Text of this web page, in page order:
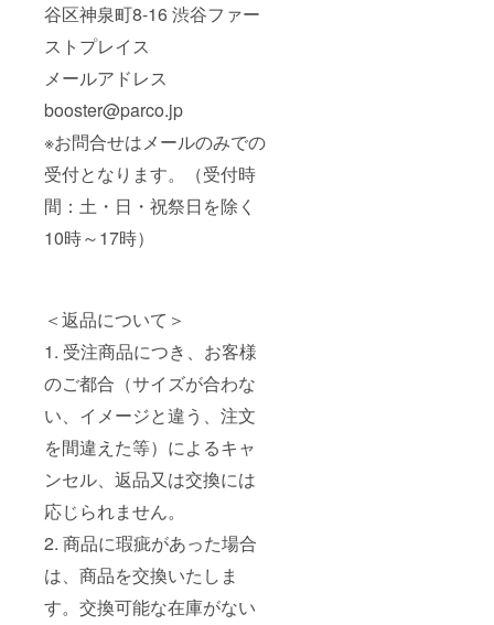
谷区神泉町8-16 渋谷ファー
ストプレイス
メールアドレス
booster@parco.jp
※お問合せはメールのみでの
受付となります。（受付時
間：土・日・祝祭日を除く
10時～17時）
＜返品について＞
1. 受注商品につき、お客様
のご都合（サイズが合わな
い、イメージと違う、注文
を間違えた等）によるキャ
ンセル、返品又は交換には
応じられません。
2. 商品に瑕疵があった場合
は、商品を交換いたしま
す。交換可能な在庫がない